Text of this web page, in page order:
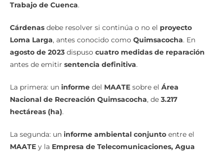
Trabajo de Cuenca.
Cárdenas debe resolver si continúa o no el proyecto
Loma Larga, antes conocido como Quimsacocha. En
agosto de 2023 dispuso cuatro medidas de reparación
antes de emitir sentencia definitiva.
La primera: un informe del MAATE sobre el Área
Nacional de Recreación Quimsacocha, de 3.217
hectáreas (ha).
La segunda: un informe ambiental conjunto entre el
MAATE y la Empresa de Telecomunicaciones, Agua